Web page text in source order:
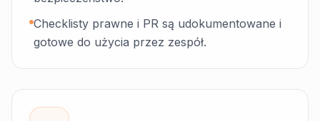
Checklisty prawne i PR są udokumentowane i
gotowe do użycia przez zespół.